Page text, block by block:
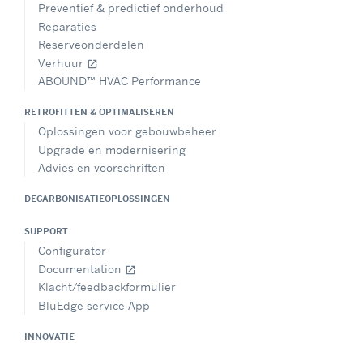
Preventief & predictief onderhoud
Reparaties
Reserveonderdelen
Verhuur open_in_new
ABOUND™ HVAC Performance
RETROFITTEN & OPTIMALISEREN
Oplossingen voor gebouwbeheer
Upgrade en modernisering
Advies en voorschriften
DECARBONISATIEOPLOSSINGEN
SUPPORT
Configurator
Documentation open_in_new
Klacht/feedbackformulier
BluEdge service App
INNOVATIE